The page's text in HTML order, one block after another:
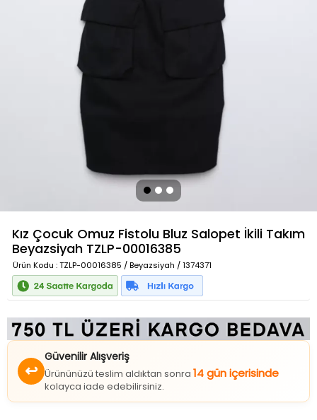
Kız Çocuk Omuz Fistolu Bluz Salopet İkili Takım
Beyazsiyah TZLP-00016385
Ürün Kodu : TZLP-00016385 / Beyazsiyah / 1374371
↩
Güvenilir Alışveriş
Ürününüzü teslim aldıktan sonra 14 gün içerisinde
kolayca iade edebilirsiniz.